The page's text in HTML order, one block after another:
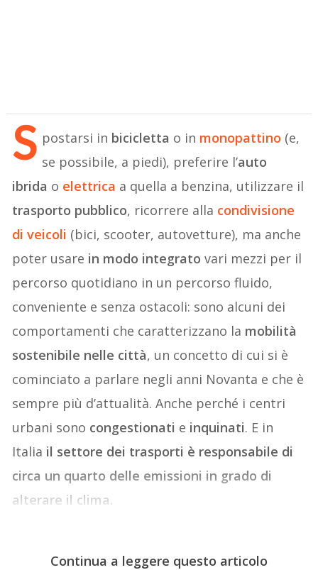
S postarsi in bicicletta o in monopattino (e,
se possibile, a piedi), preferire l’auto
ibrida o elettrica a quella a benzina, utilizzare il
trasporto pubblico, ricorrere alla condivisione
di veicoli (bici, scooter, autovetture), ma anche
poter usare in modo integrato vari mezzi per il
percorso quotidiano in un percorso fluido,
conveniente e senza ostacoli: sono alcuni dei
comportamenti che caratterizzano la mobilità
sostenibile nelle città, un concetto di cui si è
cominciato a parlare negli anni Novanta e che è
sempre più d’attualità. Anche perché i centri
urbani sono congestionati e inquinati. E in
Italia il settore dei trasporti è responsabile di
circa un quarto delle emissioni in grado di
alterare il clima.
Continua a leggere questo articolo